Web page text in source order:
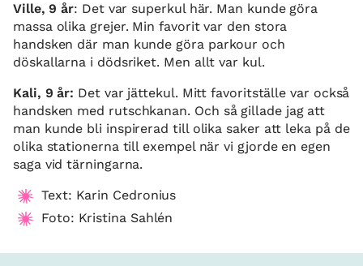
Ville, 9 år: Det var superkul här. Man kunde göra
massa olika grejer. Min favorit var den stora
handsken där man kunde göra parkour och
döskallarna i dödsriket. Men allt var kul.
Kali, 9 år: Det var jättekul. Mitt favoritställe var också
handsken med rutschkanan. Och så gillade jag att
man kunde bli inspirerad till olika saker att leka på de
olika stationerna till exempel när vi gjorde en egen
saga vid tärningarna.
Text: Karin Cedronius
Foto: Kristina Sahlén